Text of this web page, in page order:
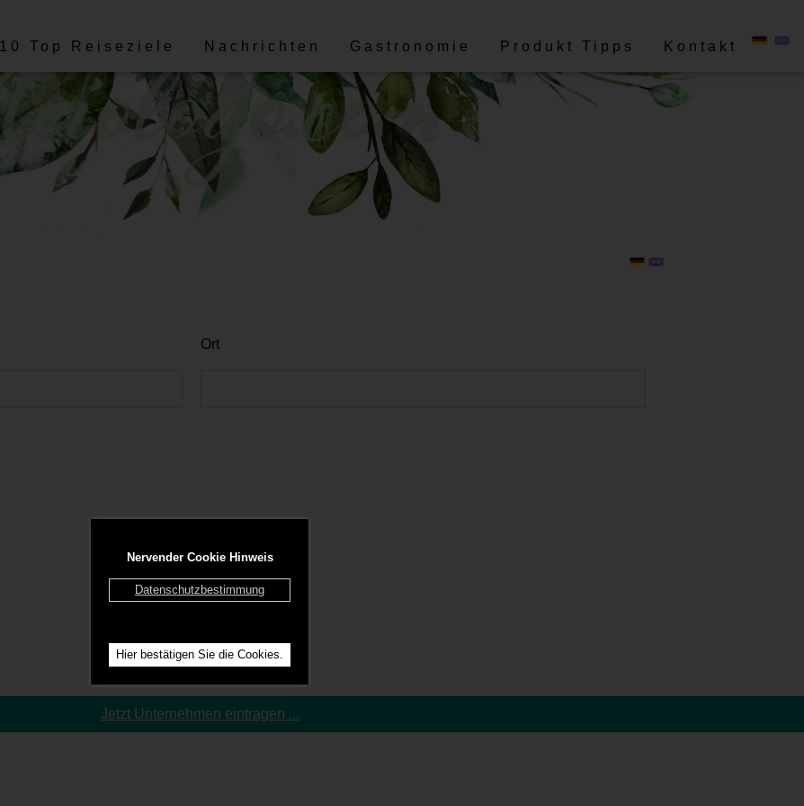
Nervender Cookie Hinweis
Datenschutzbestimmung
Hier bestätigen Sie die Cookies.
10 Top Reiseziele
Nachrichten Gastronomie Produkt Tipps Kontakt
Ort
Jetzt Unternehmen eintragen ...